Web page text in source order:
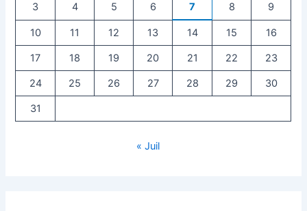
3 4 5 6 7 8 9
10 11 12 13 14 15 16
17 18 19 20 21 22 23
24 25 26 27 28 29 30
31
« Juil